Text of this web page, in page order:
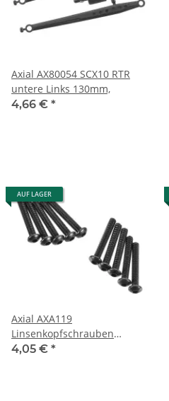
Axial AX80054 SCX10 RTR
untere Links 130mm,
4,66 € *
AUF LAGER
Axial AXA119
Linsenkopfschrauben
M3x20mm,
4,05 € *